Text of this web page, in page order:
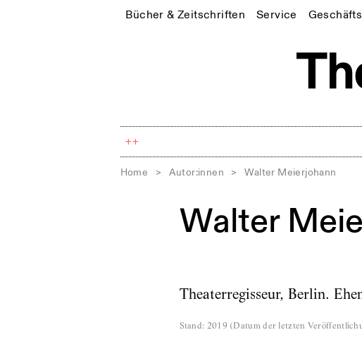
Bücher & Zeitschriften Service
++
Home > Autor:innen > Walter Meierjohann
Walter
Theaterregisseur, Berlin.
Stand: 2019 (Datum der letzten